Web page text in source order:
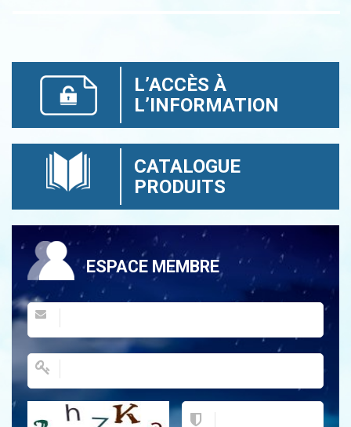
L’ACCÈS À
L’INFORMATION
CATALOGUE
PRODUITS
ESPACE MEMBRE